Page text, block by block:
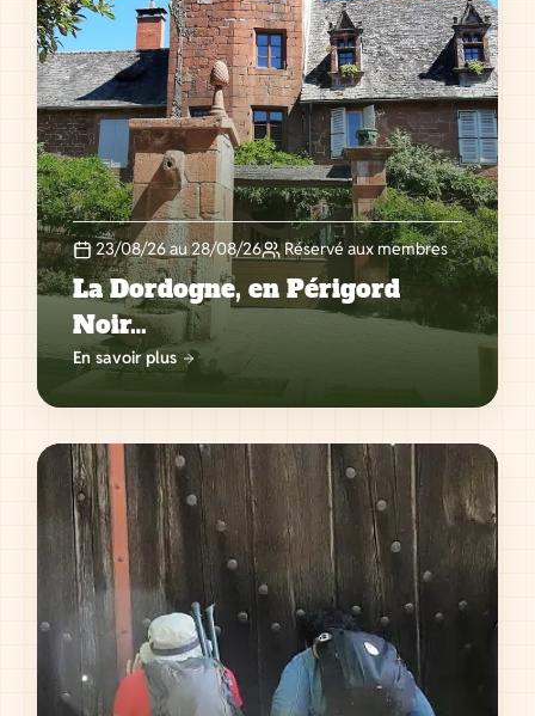
23/08/26 au 28/08/26 Réservé aux membres
La Dordogne, en Périgord
Noir…
En savoir plus